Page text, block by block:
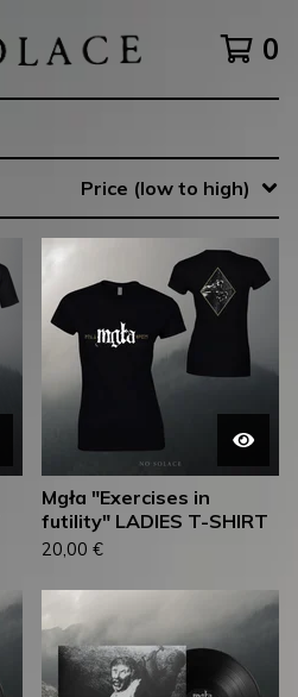
0
Price (low to high)
Mgła "Exercises in
futility" LADIES T-SHIRT
20,00 €